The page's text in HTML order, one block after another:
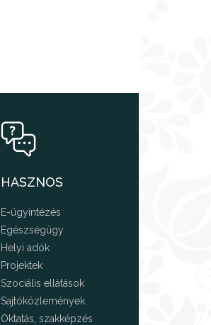
HASZNOS
E-ügyintézés
Egészségügy
Helyi adók
Projektek
Szociális ellátások
Sajtóközlemények
Oktatás, szakképzés